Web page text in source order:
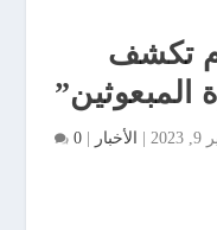
تكشف
الأخبار |
0